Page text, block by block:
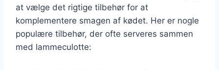
at vælge det rigtige tilbehør for at
komplementere smagen af kødet. Her er nogle
populære tilbehør, der ofte serveres sammen
med lammeculotte: